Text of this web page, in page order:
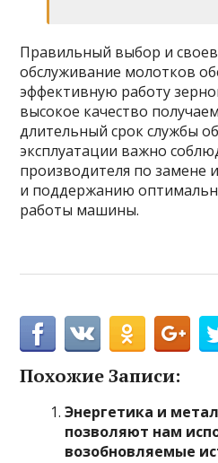
Правильный выбор и
обслуживание молотков
эффективную работу
высокое качество
длительный срок службы
эксплуатации важно
производителя по замене
и поддержанию
работы машины.
Похожие Записи:
Энергетика и
позволяют нам
возобновляемые